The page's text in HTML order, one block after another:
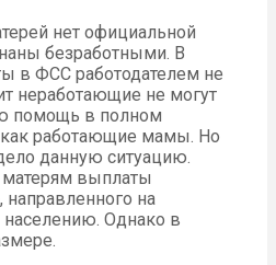
нет официальной
безработными. В
в ФСС работодателем не
неработающие не могут
помощь в полном
как работающие мамы. Но
данную ситуацию.
выплаты
направленного на
Однако в